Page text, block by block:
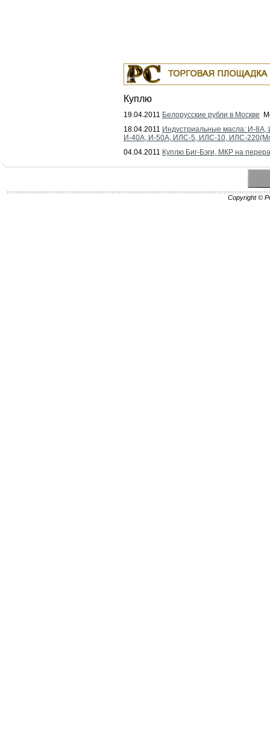
Куплю
19.04.2011 Белорусские рубли в Москве
18.04.2011 Индустриальные масла: И-
И-40А, И-50А, ИЛС-5, ИЛС-10, ИЛС-
04.04.2011 Куплю Биг-Бэги, МКР на
Copyright ©